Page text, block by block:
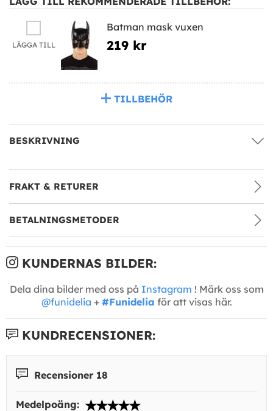
LÄGGA TILL
Batman mask vuxen
219 kr
TILLBEHÖR
BESKRIVNING
FRAKT & RETURER
BETALNINGSMETODER
KUNDERNAS BILDER:
Dela dina bilder med oss på Instagram ! Märk oss som
@funidelia + #Funidelia för att visas här.
KUNDRECENSIONER:
Recensioner 18
Medelpoäng: